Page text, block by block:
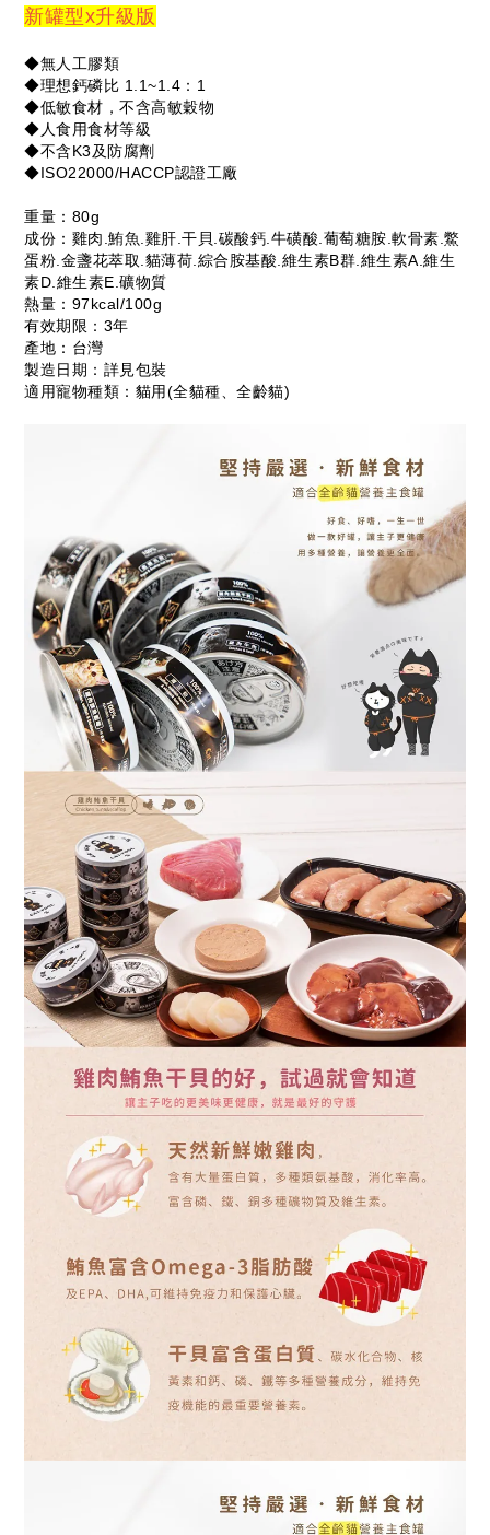
新罐型x升級版
◆無人工膠類
◆理想鈣磷比 1.1~1.4：1
◆低敏食材，不含高敏穀物
◆人食用食材等級
◆不含K3及防腐劑
◆ISO22000/HACCP認證工廠
重量：80g
成份：雞肉.鮪魚.雞肝.干貝.碳酸鈣.牛磺酸.葡萄糖胺.軟骨素.鱉
蛋粉.金盞花萃取.貓薄荷.綜合胺基酸.維生素B群.維生素A.維生
素D.維生素E.礦物質
熱量：97kcal/100g
有效期限：3年
產地：台灣
製造日期：詳見包裝
適用寵物種類：貓用(全貓種、全齡貓)